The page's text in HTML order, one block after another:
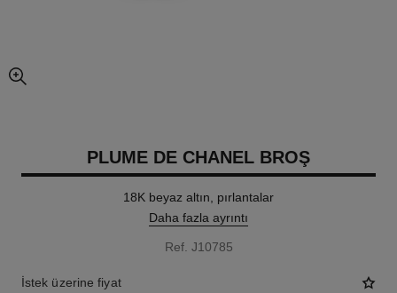
resmin büyütülmüş görünümü
PLUME DE CHANEL BROŞ
18K beyaz altın, pırlantalar
Daha fazla ayrıntı
Ref. J10785
İstek üzerine fiyat